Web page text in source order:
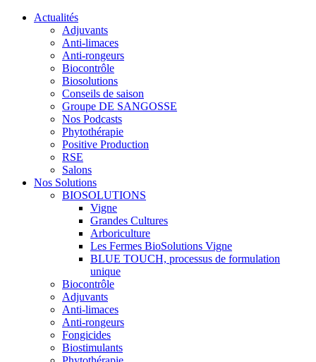
Actualités
Adjuvants
Anti-limaces
Anti-rongeurs
Biocontrôle
Biosolutions
Conseils de saison
Groupe DE SANGOSSE
Nos Podcasts
Phytothérapie
Positive Production
RSE
Salons
Nos Solutions
BIOSOLUTIONS
Vigne
Grandes Cultures
Arboriculture
Les Fermes BioSolutions Vigne
BLUE TOUCH, processus de formulation
unique
Biocontrôle
Adjuvants
Anti-limaces
Anti-rongeurs
Fongicides
Biostimulants